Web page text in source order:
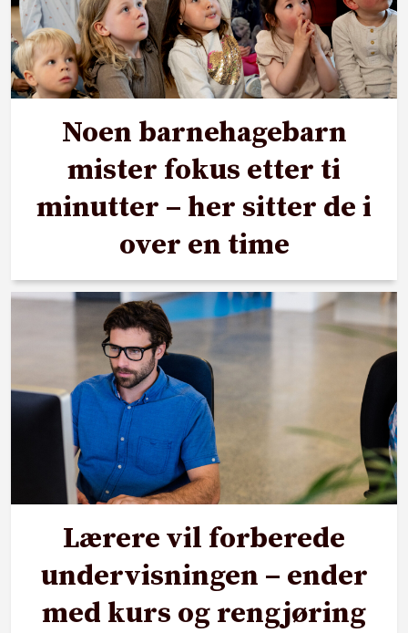
Noen barnehagebarn
mister fokus etter ti
minutter – her sitter de i
over en time
Lærere vil forberede
undervisningen – ender
med kurs og rengjøring